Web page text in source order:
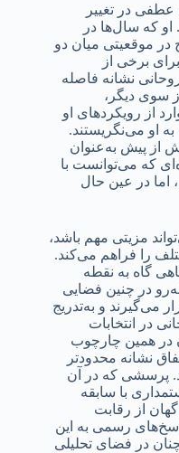
در تغییر
او که سال‌ها در
در موقعیتی میان دو
برخی از
نشانه فاصله
سوی دیگر،
از رویکردهای او
به او می‌نگریستند.
از پیش به‌عنوان
که می‌توانست با
در عین حال
مزیتی مهم باشد،
را فراهم می‌کند.
گاه به نقطه
در چنین فضایی
می‌گیرند و به‌تدریج
در انتخابات
در همین چارچوب
نشانه محدودتر
پرسشی که در آن
با سابقه
از رقابت
رسمی به این
در فضای تحلیلی